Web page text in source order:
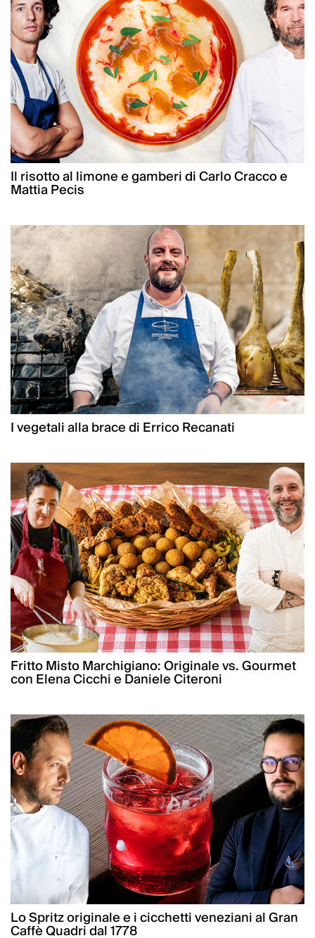
Il risotto al limone e gamberi di Carlo Cracco e
Mattia Pecis
I vegetali alla brace di Errico Recanati
Fritto Misto Marchigiano: Originale vs. Gourmet
con Elena Cicchi e Daniele Citeroni
Lo Spritz originale e i cicchetti veneziani al Gran
Caffè Quadri dal 1778